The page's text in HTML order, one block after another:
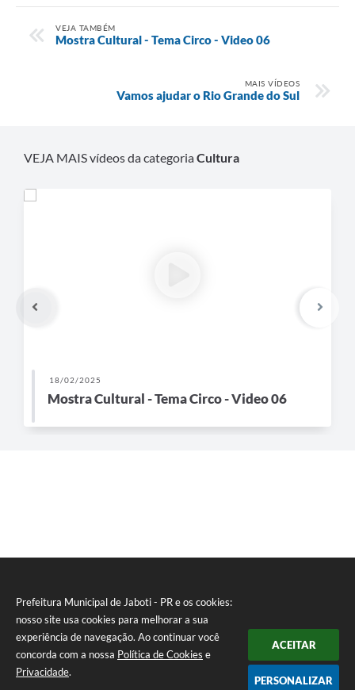
Prefeitura Municipal de Jaboti - PR e os cookies:
nosso site usa cookies para melhorar a sua
experiência de navegação. Ao continuar você
concorda com a nossa Política de Cookies e
Privacidade.
ACEITAR
PERSONALIZAR
VEJA TAMBÉM
Mostra Cultural - Tema Circo - Video 06
MAIS VÍDEOS
Vamos ajudar o Rio Grande do Sul
VEJA MAIS vídeos da categoriaCultura
18/02/2025
Mostra Cultural - Tema Circo - Video 06